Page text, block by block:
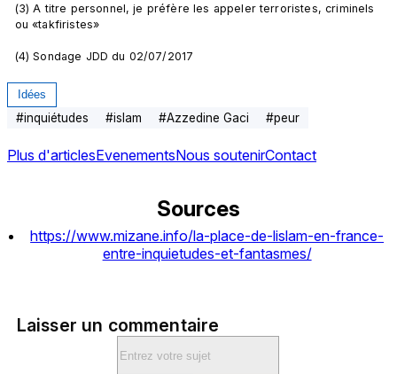
(3) A titre personnel, je préfère les appeler terroristes, criminels
ou «takfiristes»
(4) Sondage JDD du 02/07/2017
Idées
#inquiétudes #islam #Azzedine Gaci #peur
Plus d'articlesEvenementsNous soutenirContact
Sources
https://www.mizane.info/la-place-de-lislam-en-france-
entre-inquietudes-et-fantasmes/
Laisser un commentaire